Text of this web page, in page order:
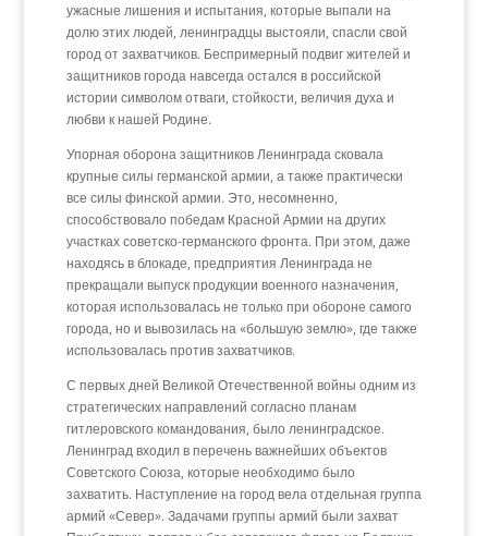
ужасные лишения и испытания, которые выпали на
долю этих людей, ленинградцы выстояли, спасли свой
город от захватчиков. Беспримерный подвиг жителей и
защитников города навсегда остался в российской
истории символом отваги, стойкости, величия духа и
любви к нашей Родине.
Упорная оборона защитников Ленинграда сковала
крупные силы германской армии, а также практически
все силы финской армии. Это, несомненно,
способствовало победам Красной Армии на других
участках советско-германского фронта. При этом, даже
находясь в блокаде, предприятия Ленинграда не
прекращали выпуск продукции военного назначения,
которая использовалась не только при обороне самого
города, но и вывозилась на «большую землю», где также
использовалась против захватчиков.
С первых дней Великой Отечественной войны одним из
стратегических направлений согласно планам
гитлеровского командования, было ленинградское.
Ленинград входил в перечень важнейших объектов
Советского Союза, которые необходимо было
захватить. Наступление на город вела отдельная группа
армий «Север». Задачами группы армий были захват